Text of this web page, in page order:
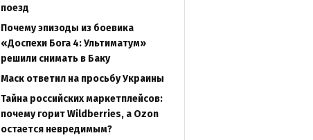
поезд
Почему эпизоды из боевика
«Доспехи Бога 4: Ультиматум»
решили снимать в Баку
Маск ответил на просьбу Украины
Тайна российских маркетплейсов:
почему горит Wildberries, а Ozon
остается невредимым?